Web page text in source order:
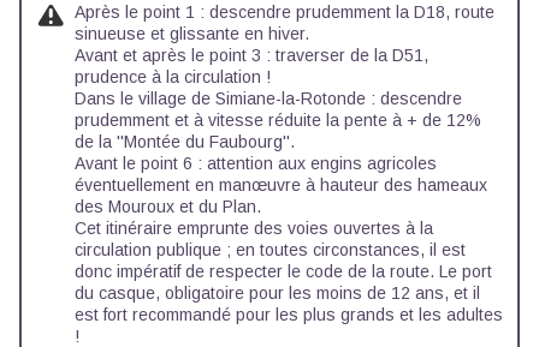
Après le point 1 : descendre prudemment la D18, route
sinueuse et glissante en hiver.
Avant et après le point 3 : traverser de la D51,
prudence à la circulation !
Dans le village de Simiane-la-Rotonde : descendre
prudemment et à vitesse réduite la pente à + de 12%
de la ''Montée du Faubourg''.
Avant le point 6 : attention aux engins agricoles
éventuellement en manœuvre à hauteur des hameaux
des Mouroux et du Plan.
Cet itinéraire emprunte des voies ouvertes à la
circulation publique ; en toutes circonstances, il est
donc impératif de respecter le code de la route. Le port
du casque, obligatoire pour les moins de 12 ans, et il
est fort recommandé pour les plus grands et les adultes
!